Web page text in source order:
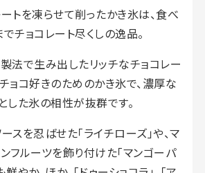
トを凍らせて削ったかき氷は、食べ
チョコレート尽くしの逸品。
法で生み出したリッチなチョコレー
ョコ好きのためのかき氷で、濃厚な
した氷の相性が抜群です。
スを忍ばせた「ライチローズ」や、マ
フルーツを飾り付けた「マンゴーパ